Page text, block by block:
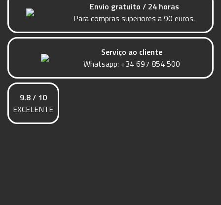
Envio gratuito / 24 horas
Para compras superiores a 90 euros.
Serviço ao cliente
Whatsapp: +34 697 854 500
9.8 / 10
EXCELENTE